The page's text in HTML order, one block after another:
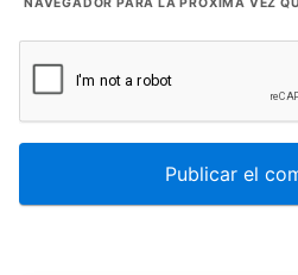
NAVEGADOR PARA LA PRÓXIMA VEZ